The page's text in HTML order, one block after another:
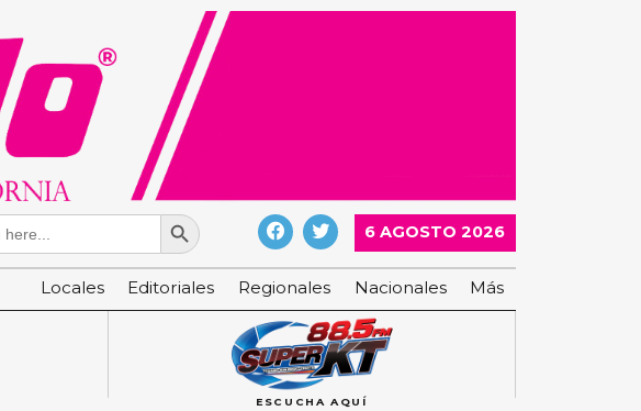
Search Button
6 AGOSTO 2026
Locales Editoriales Regionales Nacionales Más
ESCUCHA AQUÍ